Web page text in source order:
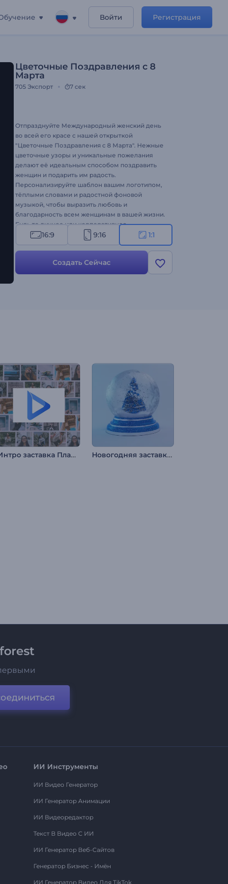
Войти Регистрация
Цветочные Поздравления с 8
Марта
705 Экспорт 7 сек
Отпразднуйте Международный женский день
во всей его красе с нашей открыткой
"Цветочные Поздравления с 8 Марта". Нежные
цветочные узоры и уникальные пожелания
делают её идеальным способом поздравить
женщин и подарить им радость.
Персонализируйте шаблон вашим логотипом,
тёплыми словами и радостной фоновой
музыкой, чтобы выразить любовь и
благодарность всем женщинам в вашей жизни.
Будь то личное или корпоративное
использование, этот шаблон сделает ваши
поздравления незабываемыми и особенно
значимыми. Создайте сейчас!
16:9 9:16 1:1
Создать Сейчас
Интро заставка Плавные фоторамки Новогодняя заставка: Снежный шар
ИИ Инструменты
ИИ Видео Генератор
ИИ Генератор Анимации
ИИ Видеоредактор
Текст В Видео С ИИ
ИИ Генератор Веб-Сайтов
Генератор Бизнес - Имён
ИИ Генератор Видео Для TikTok